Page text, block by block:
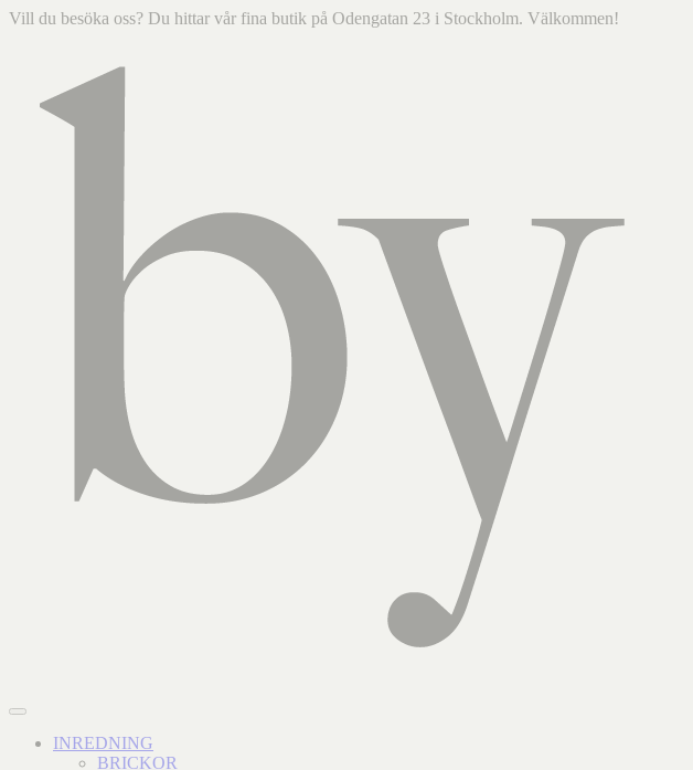
Vill du besöka oss? Du hittar vår fina butik på Odengatan 23 i Stockholm. Välkommen!
INREDNING
BRICKOR